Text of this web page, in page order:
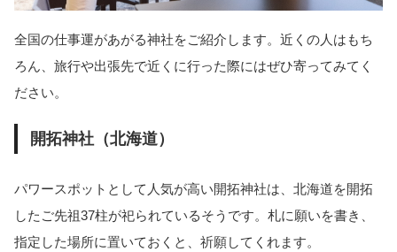
全国の仕事運があがる神社をご紹介します。近くの人はもち
ろん、旅行や出張先で近くに行った際にはぜひ寄ってみてく
ださい。
開拓神社（北海道）
パワースポットとして人気が高い開拓神社は、北海道を開拓
したご先祖37柱が祀られているそうです。札に願いを書き、
指定した場所に置いておくと、祈願してくれます。